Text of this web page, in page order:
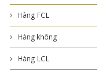
Hàng FCL
Hàng không
Hàng LCL